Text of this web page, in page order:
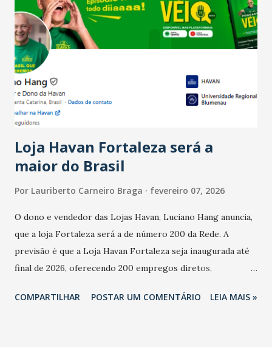
país tem a menor taxa de desemprego dos anos recentes.
Ainda segundo a Pesquisa, em novembro de 2025, 40% dos
bares e restaurantes operaram com lucro e outros 40%
registraram equilíbrio financeiro. Já o percentual de
estabelecimentos no prejuízo ficou em 19%, pouco abaixo
do observado no mês anterior. Outros 1% não existiam em
novembro. Em relação a outubro, o faturamento também
Loja Havan Fortaleza será a
maior do Brasil
Por Lauriberto Carneiro Braga fevereiro 07, 2026
O dono e vendedor das Lojas Havan, Luciano Hang anuncia,
que a loja Fortaleza será a de número 200 da Rede. A
previsão é que a Loja Havan Fortaleza seja inaugurada até
final de 2026, oferecendo 200 empregos diretos,
Havan Fortaleza ainda não foi anunciada oficialmente, mas
COMPARTILHAR POSTAR UM COMENTÁRIO LEIA MAIS »